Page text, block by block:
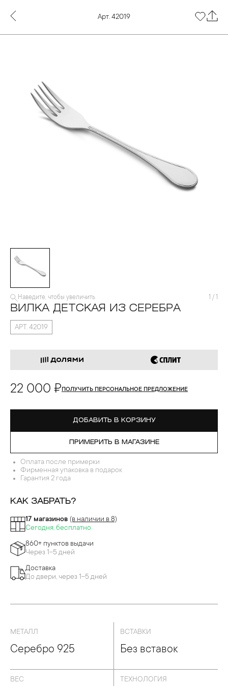
Арт. 42019
Наведите, чтобы увеличить 1 / 1
ВИЛКА ДЕТСКАЯ ИЗ СЕРЕБРА
АРТ. 42019
22 000 ₽ ПОЛУЧИТЬ ПЕРСОНАЛЬНОЕ ПРЕДЛОЖЕНИЕ
ДОБАВИТЬ В КОРЗИНУ
ПРИМЕРИТЬ В МАГАЗИНЕ
Оплата после примерки
Фирменная упаковка в подарок
Гарантия 2 года
КАК ЗАБРАТЬ?
17 магазинов (в наличии в 8)
Сегодня, бесплатно
860+ пунктов выдачи
Через 1-5 дней
Доставка
До двери, через 1-5 дней
МЕТАЛЛ
Серебро 925
ВСТАВКИ
Без вставок
ВЕС ТЕХНОЛОГИЯ